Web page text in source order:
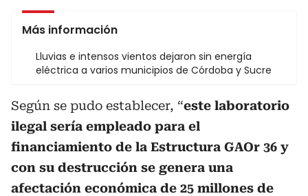
Más información
Lluvias e intensos vientos dejaron sin energía
eléctrica a varios municipios de Córdoba y Sucre
Según se pudo establecer, “este laboratorio
ilegal sería empleado para el
financiamiento de la Estructura GAOr 36 y
con su destrucción se genera una
afectación económica de 25 millones de